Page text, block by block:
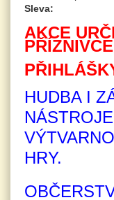
Sleva:
AKCE
HUDBA I
HRY.